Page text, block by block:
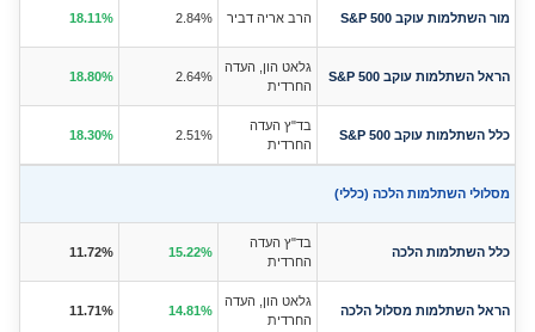
מור השתלמות עוקב S&P 500 הרב אריה דביר 2.84%
18.11%
הראל השתלמות עוקב S&P 500
גלאט הון, העדה
החרדית
2.64%
18.80%
כלל השתלמות עוקב S&P 500
בד"ץ העדה
החרדית
2.51%
18.30%
מסלולי השתלמות הלכה (כללי)
כלל השתלמות הלכה
בד"ץ העדה
החרדית
15.22%
11.72%
הראל השתלמות מסלול הלכה
גלאט הון, העדה
החרדית
14.81%
11.71%